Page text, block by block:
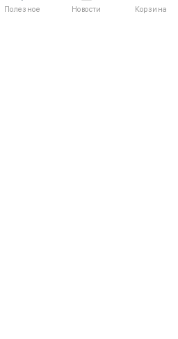
Полезное Новости Корзина